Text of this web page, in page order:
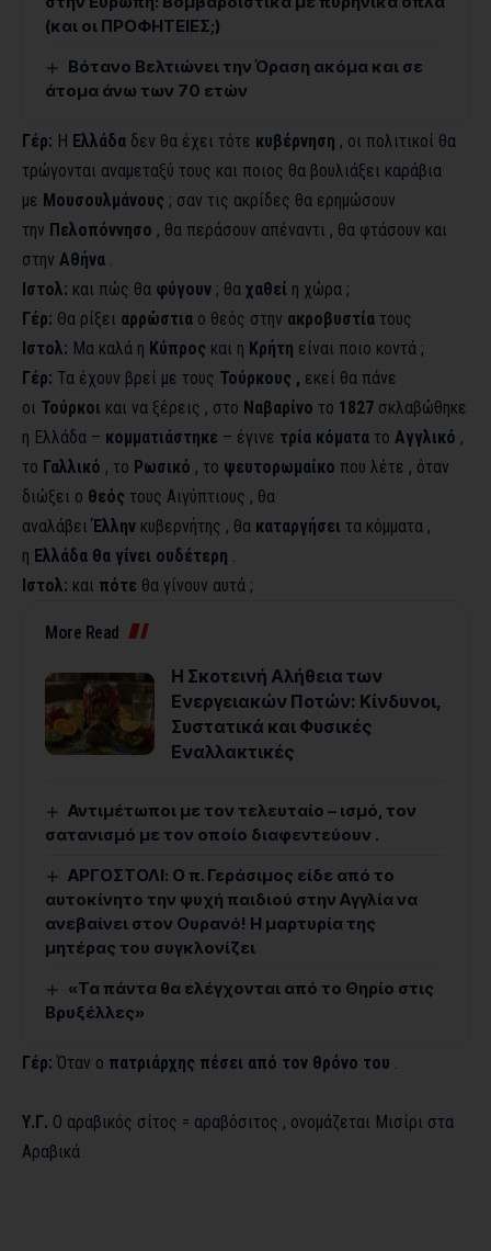
(και οι ΠΡΟΦΗΤΕΙΕΣ;)
Βότανο Βελτιώνει την Όραση ακόμα και σε
άτομα άνω των 70 ετών
Γέρ: Η Ελλάδα δεν θα έχει τότε κυβέρνηση , οι πολιτικοί θα
τρώγονται αναμεταξύ τους και ποιος θα βουλιάξει καράβια
με Μουσουλμάνους ; σαν τις ακρίδες θα ερημώσουν
την Πελοπόννησο , θα περάσουν απέναντι , θα φτάσουν και
στην Αθήνα
Ιστολ: και πώς θα φύγουν ; θα χαθεί η χώρα ;
Γέρ: Θα ρίξει αρρώστια ο θεός στην ακροβυστία τους
Ιστολ: Μα καλά η Κύπρος και η Κρήτη είναι ποιο κοντά ;
Γέρ: Τα έχουν βρεί με τους Τούρκους , εκεί θα πάνε
οι Τούρκοι και να ξέρεις , στο Ναβαρίνο το 1827 σκλαβώθηκε
η Ελλάδα – κομματιάστηκε – έγινε τρία κόματα το Αγγλικό ,
το Γαλλικό , το Ρωσικό , το ψευτορωμαίκο που λέτε , όταν
διώξει ο θεός τους Αιγύπτιους , θα
αναλάβειΈλλην κυβερνήτης , θα καταργήσει τα κόμματα ,
η Ελλάδα θα γίνει ουδέτερη
Ιστολ: και πότε θα γίνουν αυτά ;
More Read
Η Σκοτεινή Αλήθεια των
Ενεργειακών Ποτών: Κίνδυνοι,
Συστατικά και Φυσικές
Εναλλακτικές
Αντιμέτωποι με τον τελευταίο – ισμό, τον
σατανισμό με τον οποίο διαφεντεύουν .
ΑΡΓΟΣΤΟΛΙ: Ο π. Γεράσιμος είδε από το
αυτοκίνητο την ψυχή παιδιού στην Αγγλία να
ανεβαίνει στον Ουρανό! Η μαρτυρία της
μητέρας του συγκλονίζει
«Τα πάντα θα ελέγχονται από το Θηρίο στις
Βρυξέλλες»
Γέρ: Όταν ο πατριάρχης πέσει από τον θρόνο του
Υ.Γ. Ο αραβικός σίτος = αραβόσιτος , ονομάζεται Μισίρι στα
Αραβικά